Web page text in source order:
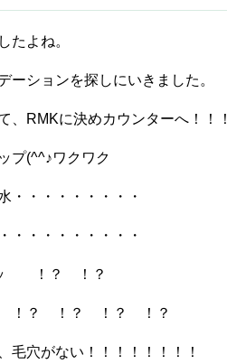
たよね。
ーションを探しにいきました。
、RMKに決めカウンターへ！！！
プ(^^♪ワクワク
・・・・・・・・・
・・・・・・・・・
！？ ！？
！？ ！？ ！？ ！？
毛穴がない！！！！！！！！